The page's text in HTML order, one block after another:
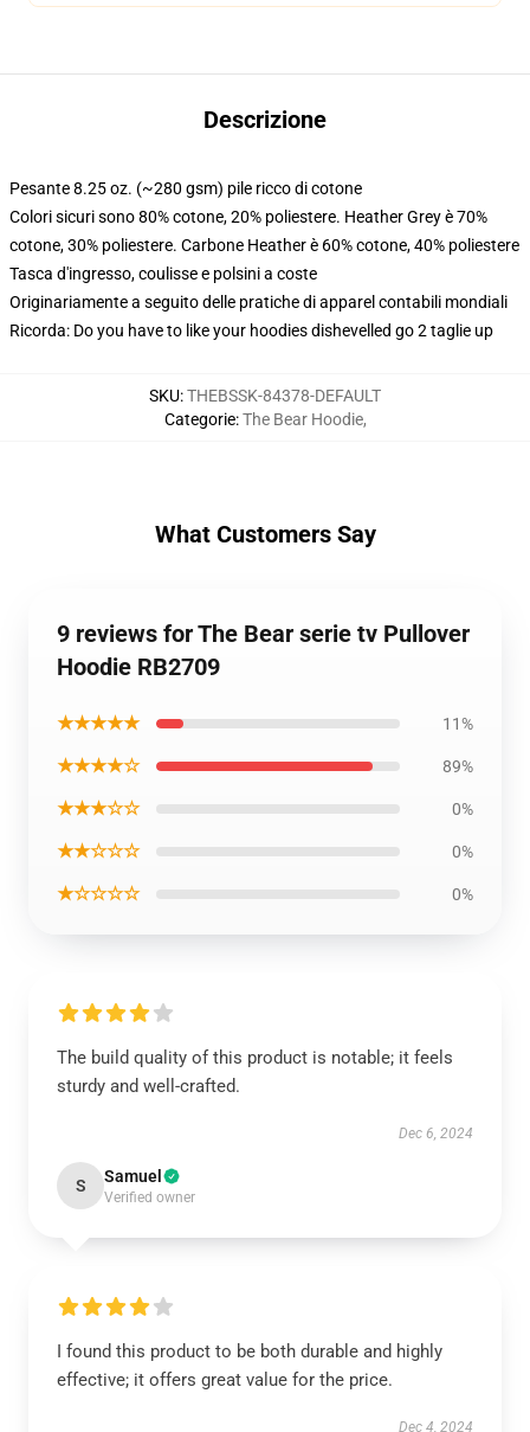
Descrizione
Pesante 8.25 oz. (~280 gsm) pile ricco di cotone
Colori sicuri sono 80% cotone, 20% poliestere. Heather Grey è 70%
cotone, 30% poliestere. Carbone Heather è 60% cotone, 40% poliestere
Tasca d'ingresso, coulisse e polsini a coste
Originariamente a seguito delle pratiche di apparel contabili mondiali
Ricorda: Do you have to like your hoodies dishevelled go 2 taglie up
SKU:THEBSSK-84378-DEFAULT
Categorie:The Bear Hoodie,
What Customers Say
9 reviews for The Bear serie tv Pullover
Hoodie RB2709
★★★★★ 11%
★★★★☆ 89%
★★★☆☆ 0%
★★☆☆☆ 0%
★☆☆☆☆ 0%
The build quality of this product is notable; it feels
sturdy and well-crafted.
Dec 6, 2024
S Samuel
Verified owner
I found this product to be both durable and highly
effective; it offers great value for the price.
Dec 4, 2024